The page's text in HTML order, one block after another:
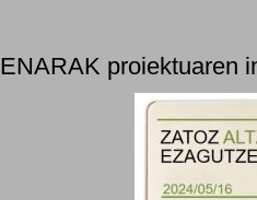
ENARAK proiektuaren